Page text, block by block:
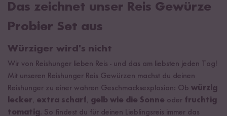
Das zeichnet unser Reis Gewürze
Probier Set aus
Würziger wird's nicht
Wir von Reishunger lieben Reis - und das am liebsten jeden Tag!
Mit unseren Reishunger Reis Gewürzen machst du deinen
Reishunger zu einer wahren Geschmacksexplosion: Ob würzig
lecker, extra scharf, gelb wie die Sonne oder fruchtig
tomatig. So findest du für deinen Lieblingsreis immer das